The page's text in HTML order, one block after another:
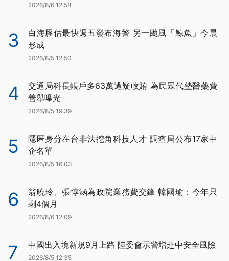
2026/8/6 12:58
3
白海豚估最快週五發布海警 另一颱風「鯨魚」今晨
形成
2026/8/5 12:50
4
交通局科長帳戶多63萬遭疑收賄 為民眾代墊醫藥費
善舉曝光
2026/8/5 19:39
5
隱匿身分在台非法挖角科技人才 調查局公布17家中
企名單
2026/8/5 16:03
6
翁曉玲、張惇涵為政院業務費交鋒 韓國瑜：今年只
剩4個月
2026/8/6 12:09
7 中國出入境新規9月上路 陸委會示警增赴中安全風險
2026/8/5 12:35